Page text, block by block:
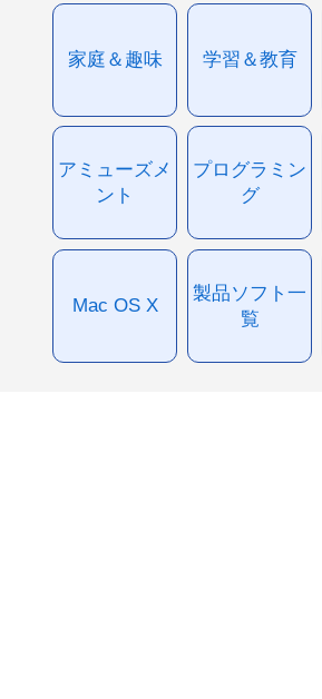
家庭＆趣味 学習＆教育
アミューズメ
ント
プログラミン
グ
Mac OS X
製品ソフト一
覧